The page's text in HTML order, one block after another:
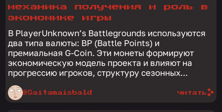
механика получения и роль в
экономике игры
В PlayerUnknown’s Battlegrounds используются
два типа валюты: BP (Battle Points) и
премиальная G-Coin. Эти монеты формируют
экономическую модель проекта и влияют на
прогрессию игроков, структуру сезонных...
@Saitamaisbald читать